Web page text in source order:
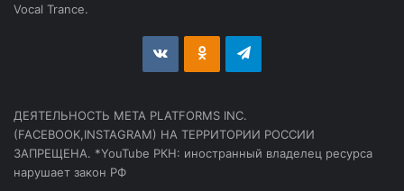
Vocal Trance.
vk.com Odnoklassniki
Telegram
ДЕЯТЕЛЬНОСТЬ МЕТА PLATFORMS INC.
(FACEBOOK,INSTAGRAM) НА ТЕРРИТОРИИ РОССИИ
ЗАПРЕЩЕНА. *YouTube РКН: иностранный владелец ресурса
нарушает закон РФ